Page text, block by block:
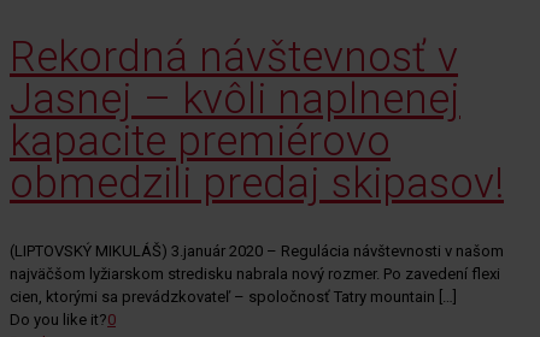
Rekordná návštevnosť v
Jasnej – kvôli naplnenej
kapacite premiérovo
obmedzili predaj skipasov!
(LIPTOVSKÝ MIKULÁŠ) 3.január 2020 – Regulácia návštevnosti v našom
najväčšom lyžiarskom stredisku nabrala nový rozmer. Po zavedení flexi
cien, ktorými sa prevádzkovateľ – spoločnosť Tatry mountain
Do you like it?0